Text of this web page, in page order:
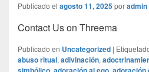
Publicado el agosto 11, 2025poradmin
Contact Us on Threema
Publicado en Uncategorized |
abuso ritual, adivinación,